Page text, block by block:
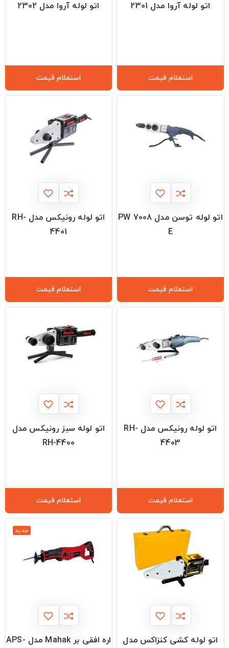
اتو لوله آروا مدل 2301
استعلام قیمت
اتو لوله آروا مدل 2302
استعلام قیمت
اتو لوله توسن مدل 7008 PW
E
استعلام قیمت
اتو لوله رونیکس مدل RH-
4401
استعلام قیمت
اتو لوله رونیکس مدل RH-
4403
استعلام قیمت
اتو لوله سبز رونیکس مدل
RH-4400
استعلام قیمت
اتو لوله کشی کنزاکس مدل
جدید
اره افقی بر Mahak مدل APS-